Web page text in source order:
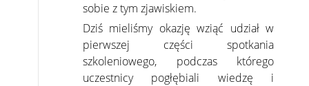
sobie z tym zjawiskiem.
Dziś mieliśmy okazję wziąć udział w
pierwszej części spotkania
szkoleniowego, podczas którego
uczestnicy pogłębiali wiedzę i